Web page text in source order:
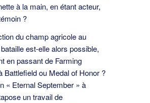
à la main, en étant acteur,
?
du champ agricole au
est-elle alors possible,
en passant de Farming
Battleﬁeld ou Medal of Honor ?
« Eternal September » à
un travail de